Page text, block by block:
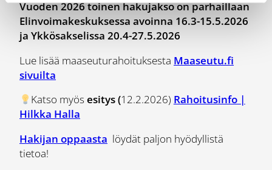
Vuoden 2026 toinen hakujakso on parhaillaan
Elinvoimakeskuksessa avoinna 16.3-15.5.2026
ja Ykkösakselissa 20.4-27.5.2026
Lue lisää maaseuturahoituksesta Maaseutu.fi
sivuilta
Katso myösesitys (12.2.2026) Rahoitusinfo |
Hilkka Halla
Hakijan oppaasta löydät paljon hyödyllistä
tietoa!